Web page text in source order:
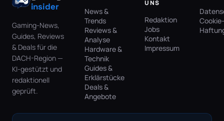
insider
Gaming-News,
Guides, Reviews
& Deals für die
DACH-Region —
KI-gestützt und
redaktionell
geprüft.
News &
Trends
Reviews &
Analyse
Hardware &
Technik
Guides &
Erklärstücke
Deals &
Angebote
UNS
Redaktion
Jobs
Kontakt
Impressum